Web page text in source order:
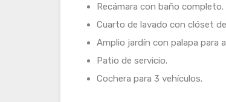
Recámara con baño completo.
Cuarto de lavado con clóset
Amplio jardín con palapa para
Patio de servicio.
Cochera para 3 vehículos.